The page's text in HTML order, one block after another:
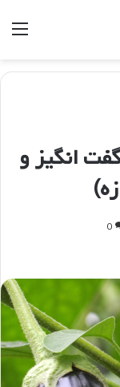
انگیز و
0